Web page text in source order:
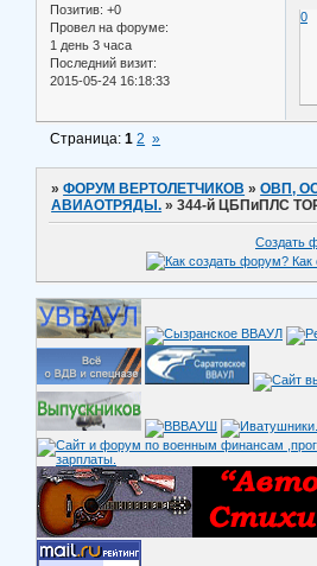
Позитив: +0
Провел на форуме:
1 день 3 часа
Последний визит:
2015-05-24 16:18:33
0
Страница:1 2 »
»ФОРУМ ВЕРТОЛЕТЧИКОВ »ОВП,
АВИАОТРЯДЫ. »344-й ЦБПиПЛС
Создать